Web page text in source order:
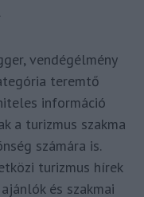
vendégélmény
teremtő
információ
a turizmus szakma
számára is.
turizmus hírek
és szakmai